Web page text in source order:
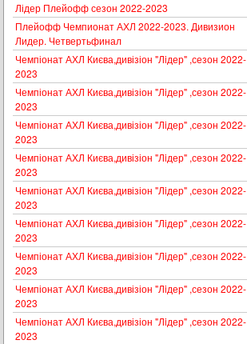
Лідер Плейофф сезон 2022-2023
Плейофф Чемпионат АХЛ 2022-2023. Дивизион
Лидер. Четвертьфинал
Чемпіонат АХЛ Києва,дивізіон "Лiдер" ,сезон 2022-
2023
Чемпіонат АХЛ Києва,дивізіон "Лiдер" ,сезон 2022-
2023
Чемпіонат АХЛ Києва,дивізіон "Лiдер" ,сезон 2022-
2023
Чемпіонат АХЛ Києва,дивізіон "Лiдер" ,сезон 2022-
2023
Чемпіонат АХЛ Києва,дивізіон "Лiдер" ,сезон 2022-
2023
Чемпіонат АХЛ Києва,дивізіон "Лiдер" ,сезон 2022-
2023
Чемпіонат АХЛ Києва,дивізіон "Лiдер" ,сезон 2022-
2023
Чемпіонат АХЛ Києва,дивізіон "Лiдер" ,сезон 2022-
2023
Чемпіонат АХЛ Києва,дивізіон "Лiдер" ,сезон 2022-
2023